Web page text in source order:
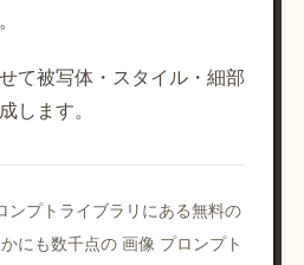
て被写体・スタイル・細部
します。
ンプトライブラリにある無料の
にも数千点の 画像 プロンプト